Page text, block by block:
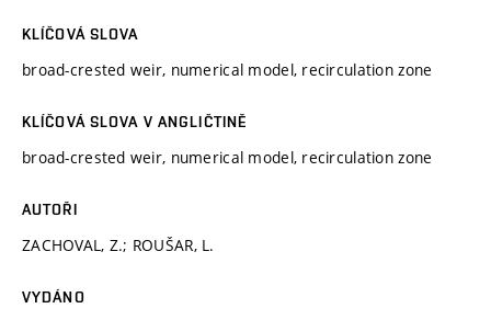
KLÍČOVÁ SLOVA
broad-crested weir, numerical model, recirculation zone
KLÍČOVÁ SLOVA V ANGLIČTINĚ
broad-crested weir, numerical model, recirculation zone
AUTOŘI
ZACHOVAL, Z.; ROUŠAR, L.
VYDÁNO